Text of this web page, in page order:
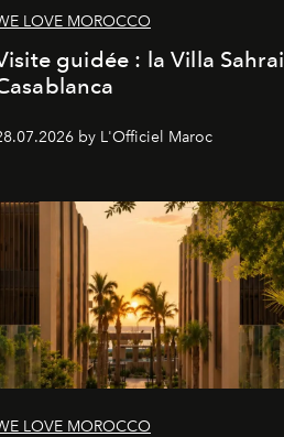
LOVE MOROCCO
guidée : la Villa Sahrai
by L'Officiel Maroc
LOVE MOROCCO